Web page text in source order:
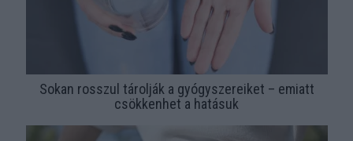
Sokan rosszul tárolják a gyógyszereiket – emiatt
csökkenhet a hatásuk